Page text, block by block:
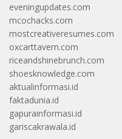
eveningupdates.com
mcochacks.com
mostcreativeresumes.com
oxcarttavern.com
riceandshinebrunch.com
shoesknowledge.com
aktualinformasi.id
faktadunia.id
gapurainformasi.id
gariscakrawala.id